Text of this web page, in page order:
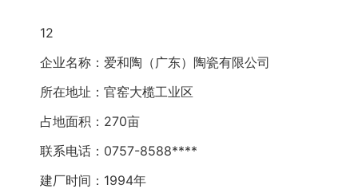
12
企业名称：爱和陶（广东）陶瓷有限公司
所在地址：官窑大榄工业区
占地面积：270亩
联系电话：0757-8588****
建厂时间：1994年